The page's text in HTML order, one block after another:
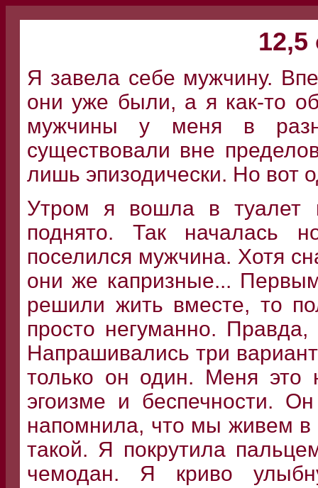
12,5
Я завела себе мужчину.
они уже были, а я как-то
мужчины у меня в
существовали вне
лишь эпизодически. Но вот
Утром я вошла в туалет
поднято. Так началась
поселился мужчина. Хотя
они же капризные...
решили жить вместе, то
просто негуманно.
Напрашивались три
только он один. Меня это
эгоизме и беспечности.
напомнила, что мы живем
такой. Я покрутила
чемодан. Я криво